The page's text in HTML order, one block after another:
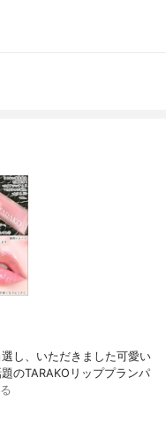
し、いただきました可愛い
のTARAKOリッププランパ